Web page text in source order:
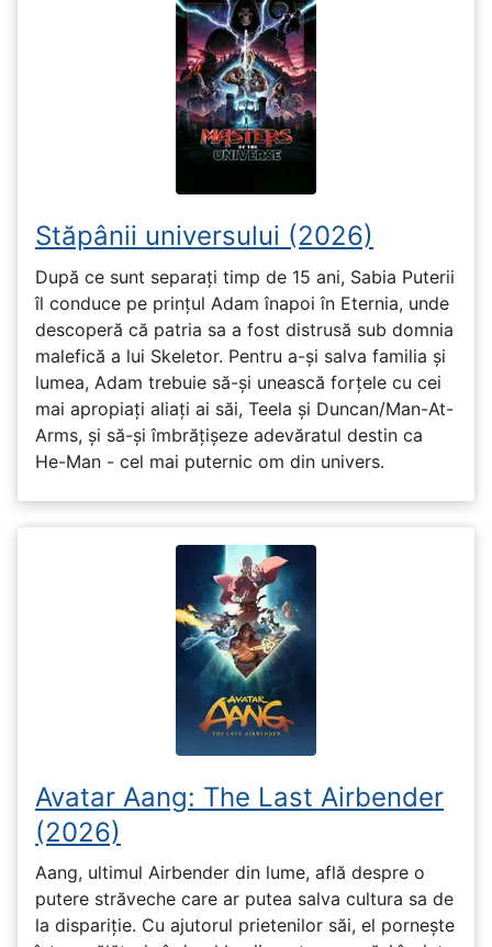
Stăpânii universului (2026)
După ce sunt separați timp de 15 ani, Sabia Puterii
îl conduce pe prințul Adam înapoi în Eternia, unde
descoperă că patria sa a fost distrusă sub domnia
malefică a lui Skeletor. Pentru a-și salva familia și
lumea, Adam trebuie să-și unească forțele cu cei
mai apropiați aliați ai săi, Teela și Duncan/Man-At-
Arms, și să-și îmbrățișeze adevăratul destin ca
He-Man - cel mai puternic om din univers.
Avatar Aang: The Last Airbender
(2026)
Aang, ultimul Airbender din lume, află despre o
putere străveche care ar putea salva cultura sa de
la dispariție. Cu ajutorul prietenilor săi, el pornește